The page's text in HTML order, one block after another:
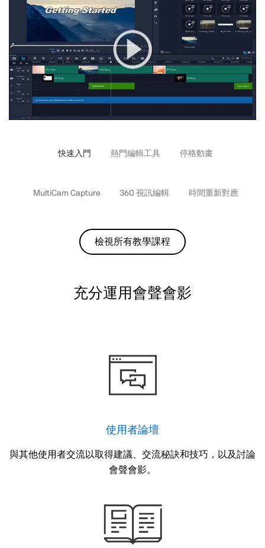
快速入門 熱門編輯工具 停格動畫
MultiCam Capture 360 視訊編輯 時間重新對應
檢視所有教學課程
充分運用會聲會影
使用者論壇
與其他使用者交流以取得建議、交流秘訣和技巧，以及討論
會聲會影。